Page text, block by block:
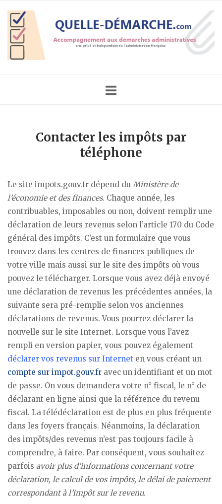
content
Home
Contacter les impôts par
téléphone
Le site impots.gouv.fr dépend du Ministère de
l’économie et des finances. Chaque année, les
contribuables, imposables ou non, doivent remplir une
déclaration de leurs revenus selon l’article 170 du Code
général des impôts. C’est un formulaire que vous
trouvez dans les centres de finances publiques de
votre ville mais aussi sur le site des impôts où vous
pouvez le télécharger. Lorsque vous avez déjà envoyé
une déclaration de revenus les précédentes années, la
suivante sera pré-remplie selon vos anciennes
déclarations de revenus. Vous pourrez déclarer la
nouvelle sur le site Internet. Lorsque vous l’avez
rempli en version papier, vous pouvez également
déclarer vos revenus sur Internet en vous créant un
compte sur impot.gouv.fr avec un identifiant et un mot
de passe. On vous demandera votre n° fiscal, le n° de
déclarant en ligne ainsi que la référence du revenu
fiscal. La télédéclaration est de plus en plus fréquente
dans les foyers français. Néanmoins, la déclaration
des impôts/des revenus n’est pas toujours facile à
comprendre, à faire. Par conséquent, vous souhaitez
parfois avoir plus d’informations concernant votre
déclaration, le calcul de vos impôts, le délai de paiement
correspondant à l’impôt sur le revenu.